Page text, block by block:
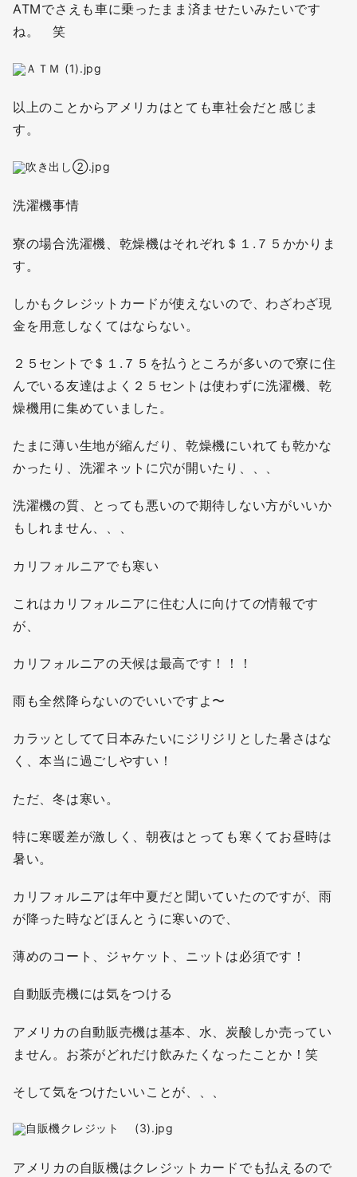
ATMでさえも車に乗ったまま済ませたいみたいです
ね。 笑
以上のことからアメリカはとても車社会だと感じま
す。
洗濯機事情
寮の場合洗濯機、乾燥機はそれぞれ＄１.７５かかりま
す。
しかもクレジットカードが使えないので、わざわざ現
金を用意しなくてはならない。
２５セントで＄１.７５を払うところが多いので寮に住
んでいる友達はよく２５セントは使わずに洗濯機、乾
燥機用に集めていました。
たまに薄い生地が縮んだり、乾燥機にいれても乾かな
かったり、洗濯ネットに穴が開いたり、、、
洗濯機の質、とっても悪いので期待しない方がいいか
もしれません、、、
カリフォルニアでも寒い
これはカリフォルニアに住む人に向けての情報です
が、
カリフォルニアの天候は最高です！！！
雨も全然降らないのでいいですよ〜
カラッとしてて日本みたいにジリジリとした暑さはな
く、本当に過ごしやすい！
ただ、冬は寒い。
特に寒暖差が激しく、朝夜はとっても寒くてお昼時は
暑い。
カリフォルニアは年中夏だと聞いていたのですが、雨
が降った時などほんとうに寒いので、
薄めのコート、ジャケット、ニットは必須です！
自動販売機には気をつける
アメリカの自動販売機は基本、水、炭酸しか売ってい
ません。お茶がどれだけ飲みたくなったことか！笑
そして気をつけたいいことが、、、
アメリカの自販機はクレジットカードでも払えるので